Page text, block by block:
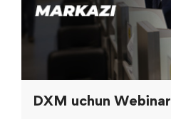
DXM uchun Webinar